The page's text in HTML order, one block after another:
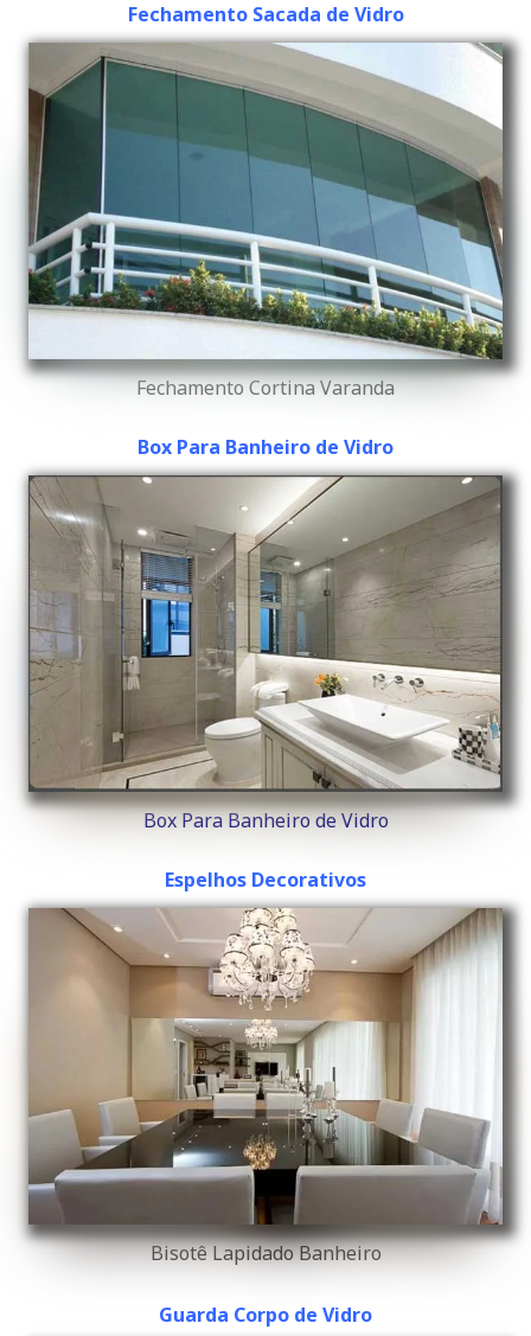
Fechamento Sacada de Vidro
Fechamento Cortina Varanda
Box Para Banheiro de Vidro
Box Para Banheiro de Vidro
Espelhos Decorativos
Bisotê Lapidado Banheiro
Guarda Corpo de Vidro